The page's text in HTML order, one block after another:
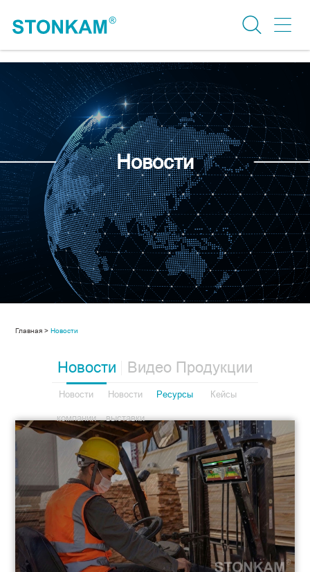
Новости
Главная > Новости
Новости
Новости
компании
Новости
выставки
Ресурсы Кейсы
Видео Продукции